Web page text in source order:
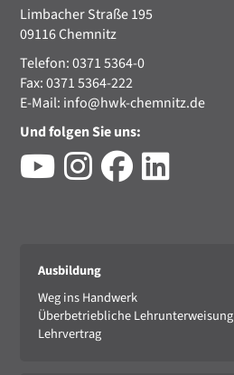
Limbacher Straße 195
09116 Chemnitz
Telefon: 0371 5364-0
Fax: 0371 5364-222
E-Mail: info@hwk-chemnitz.de
Und folgen Sie uns:
Ausbildung
Weg ins Handwerk
Überbetriebliche Lehrunterweisung
Lehrvertrag